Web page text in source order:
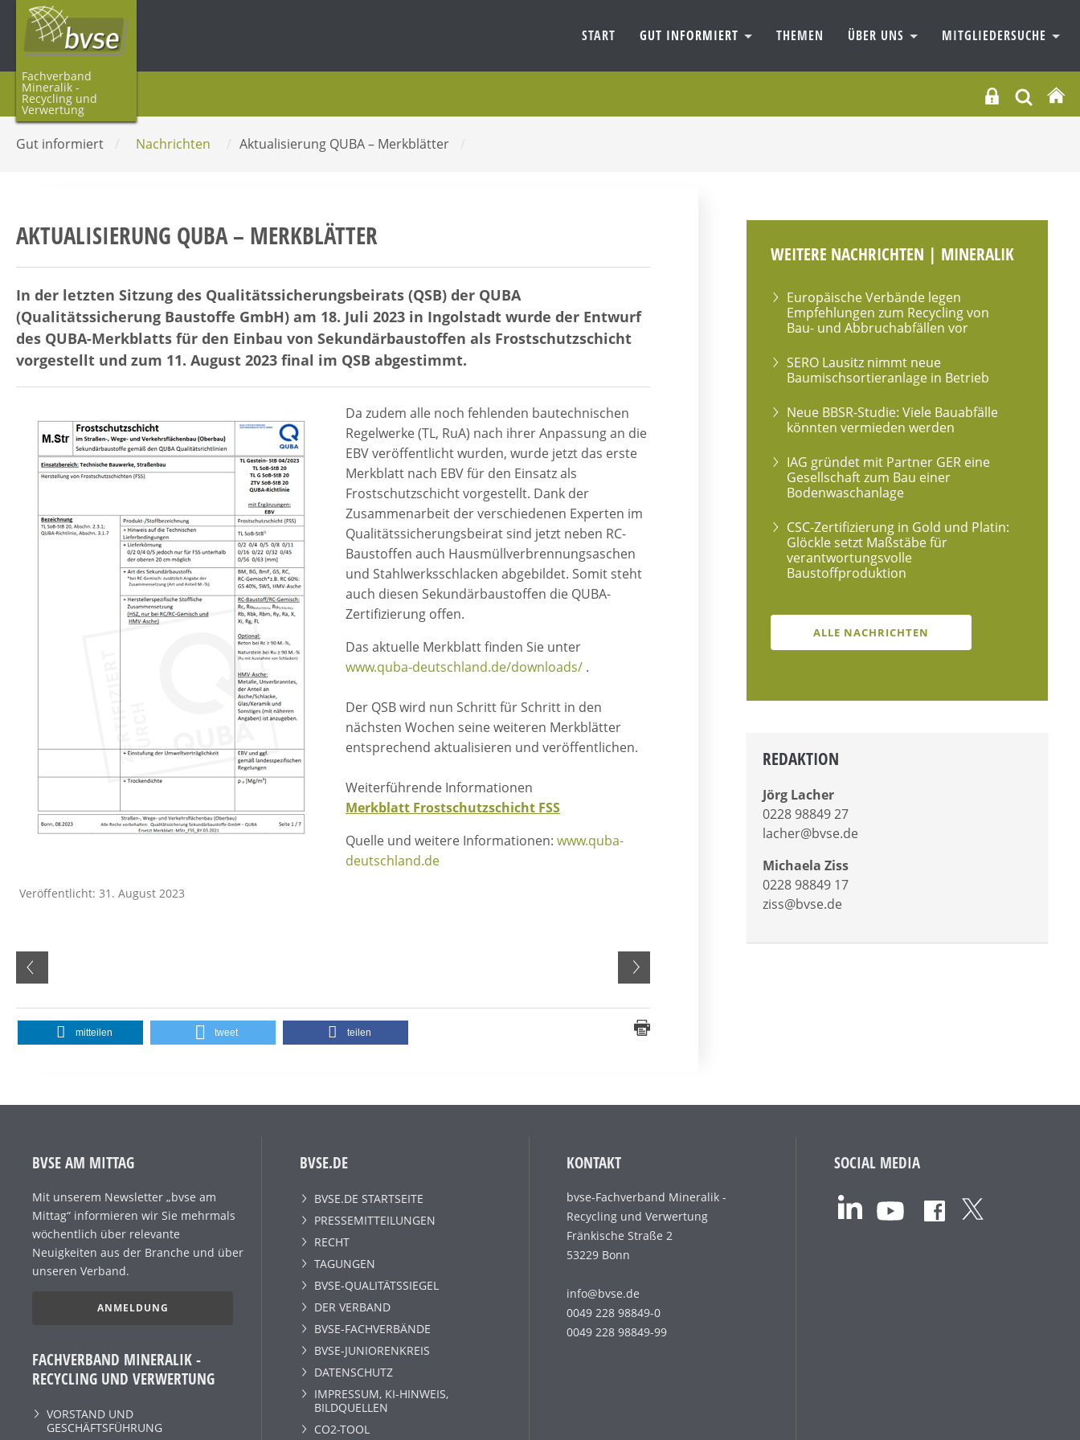
Fachverband
Mineralik -
Recycling und
Verwertung
START GUT INFORMIERT THEMEN ÜBER UNS MITGLIEDERSUCHE
Gut informiert / Nachrichten / Aktualisierung QUBA – Merkblätter /
AKTUALISIERUNG QUBA – MERKBLÄTTER
In der letzten Sitzung des Qualitätssicherungsbeirats (QSB) der QUBA
(Qualitätssicherung Baustoffe GmbH) am 18. Juli 2023 in Ingolstadt wurde der Entwurf
des QUBA-Merkblatts für den Einbau von Sekundärbaustoffen als Frostschutzschicht
vorgestellt und zum 11. August 2023 final im QSB abgestimmt.
Da zudem alle noch fehlenden bautechnischen
Regelwerke (TL, RuA) nach ihrer Anpassung an die
EBV veröffentlicht wurden, wurde jetzt das erste
Merkblatt nach EBV für den Einsatz als
Frostschutzschicht vorgestellt. Dank der
Zusammenarbeit der verschiedenen Experten im
Qualitätssicherungsbeirat sind jetzt neben RC-
Baustoffen auch Hausmüllverbrennungsaschen
und Stahlwerksschlacken abgebildet. Somit steht
auch diesen Sekundärbaustoffen die QUBA-
Zertifizierung offen.
Das aktuelle Merkblatt finden Sie unter
www.quba-deutschland.de/downloads/ .
Der QSB wird nun Schritt für Schritt in den
nächsten Wochen seine weiteren Merkblätter
entsprechend aktualisieren und veröffentlichen.
Weiterführende Informationen
Merkblatt Frostschutzschicht FSS
Quelle und weitere Informationen: www.quba-
deutschland.de
Veröffentlicht: 31. August 2023
mitteilen tweet teilen
WEITERE NACHRICHTEN | MINERALIK
Europäische Verbände legen
Empfehlungen zum Recycling von
Bau- und Abbruchabfällen vor
SERO Lausitz nimmt neue
Baumischsortieranlage in Betrieb
Neue BBSR-Studie: Viele Bauabfälle
könnten vermieden werden
IAG gründet mit Partner GER eine
Gesellschaft zum Bau einer
Bodenwaschanlage
CSC-Zertifizierung in Gold und Platin:
Glöckle setzt Maßstäbe für
verantwortungsvolle
Baustoffproduktion
ALLE NACHRICHTEN
REDAKTION
Jörg Lacher
0228 98849 27
lacher@bvse.de
Michaela Ziss
0228 98849 17
ziss@bvse.de
BVSE AM MITTAG
Mit unserem Newsletter „bvse am
Mittag“ informieren wir Sie mehrmals
wöchentlich über relevante
Neuigkeiten aus der Branche und über
unseren Verband.
ANMELDUNG
FACHVERBAND MINERALIK -
RECYCLING UND VERWERTUNG
VORSTAND UND
GESCHÄFTSFÜHRUNG
BVSE.DE
BVSE.DE STARTSEITE
PRESSEMITTEILUNGEN
RECHT
TAGUNGEN
BVSE-QUALITÄTSSIEGEL
DER VERBAND
BVSE-FACHVERBÄNDE
BVSE-JUNIORENKREIS
DATENSCHUTZ
IMPRESSUM, KI-HINWEIS,
BILDQUELLEN
CO2-TOOL
KONTAKT
bvse-Fachverband Mineralik -
Recycling und Verwertung
Fränkische Straße 2
53229 Bonn
info@bvse.de
0049 228 98849-0
0049 228 98849-99
SOCIAL MEDIA